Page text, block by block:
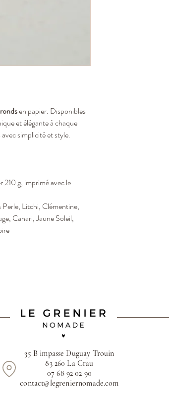
en papier. Disponibles
et élégante à chaque
simplicité et style.
g, imprimé avec le
Litchi, Clémentine,
Canari, Jaune Soleil,
35 B impasse Duguay Trouin
83 260 La Crau
07 68 92 02 90
contact@legreniernomade.com